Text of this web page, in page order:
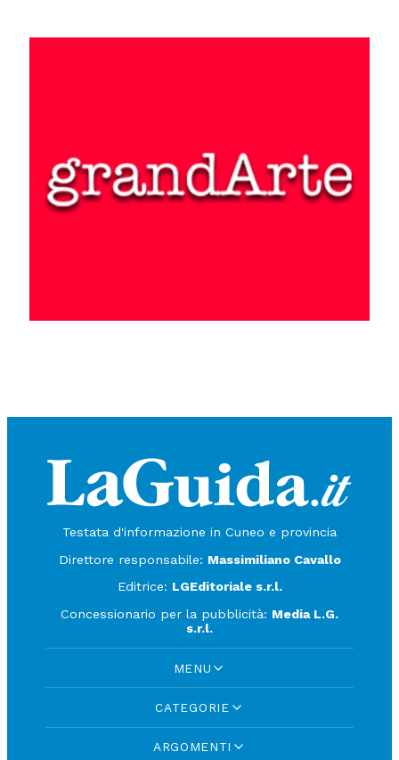
Testata d'informazione in Cuneo e provincia
Direttore responsabile: Massimiliano Cavallo
Editrice: LGEditoriale s.r.l.
Concessionario per la pubblicità: Media L.G.
s.r.l.
MENU
CATEGORIE
ARGOMENTI